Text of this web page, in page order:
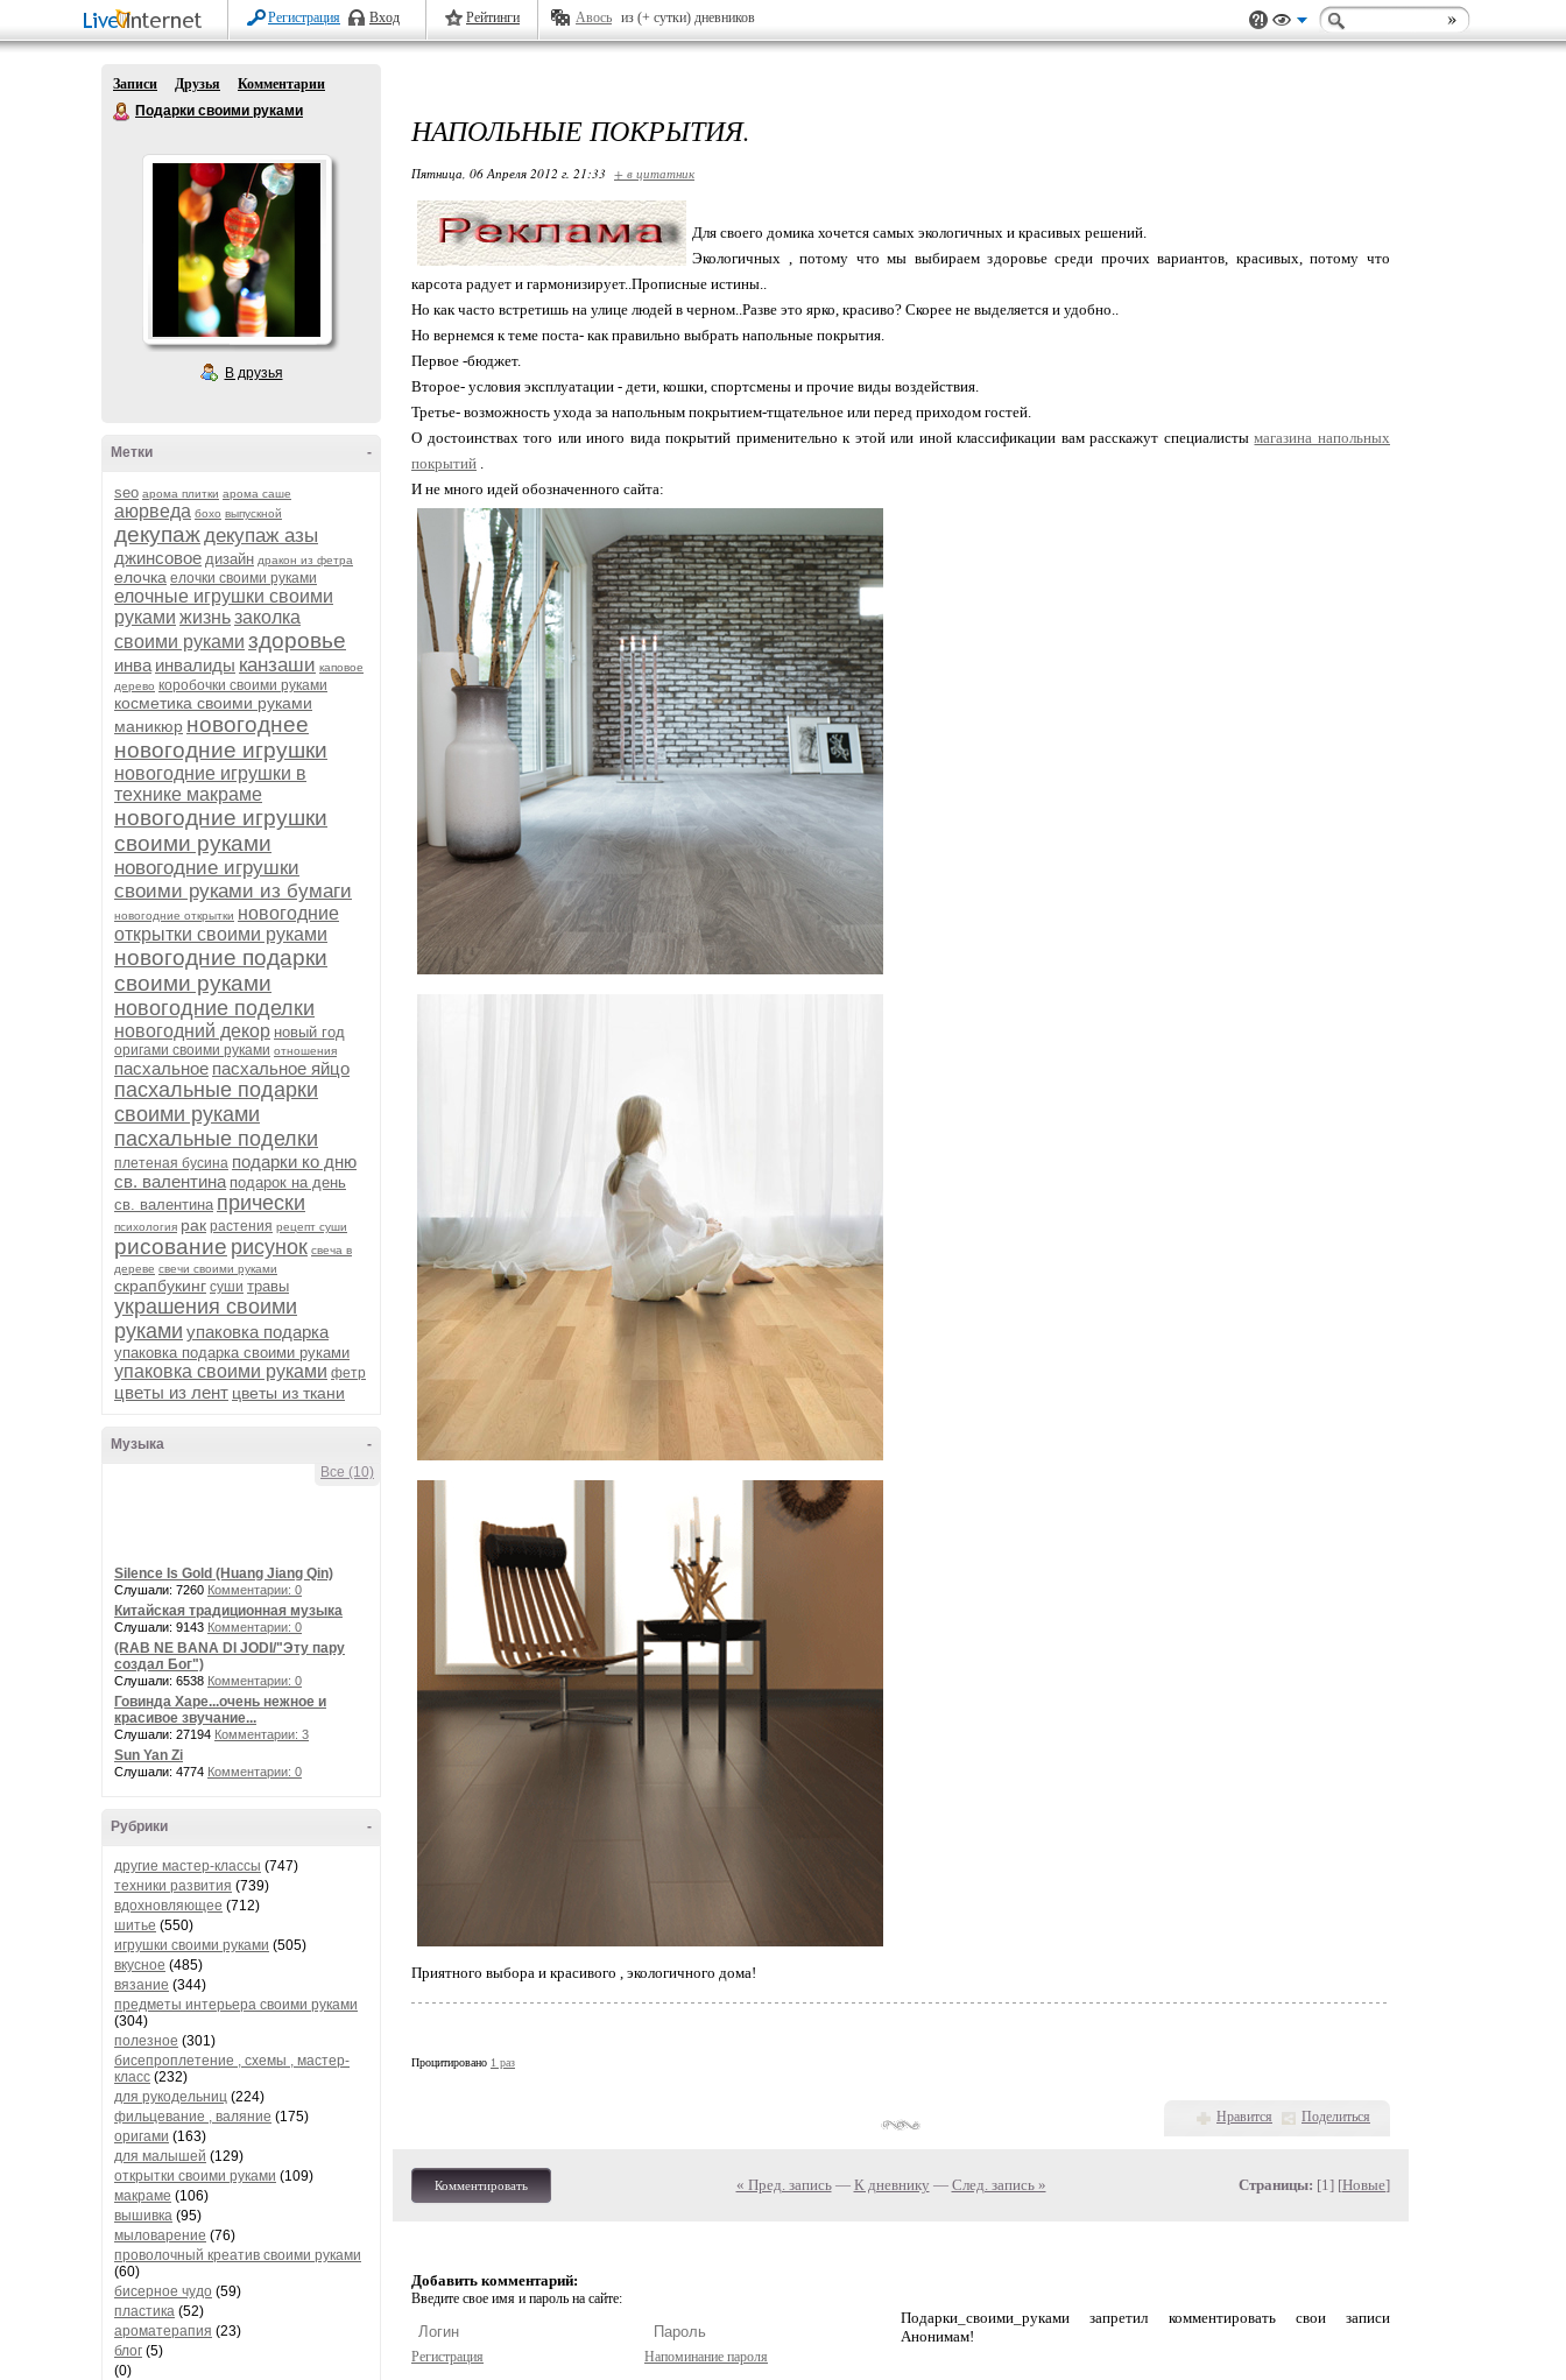
Регистрация Вход Рейтинги Авось из (+ сутки) дневников
Записи Друзья
Комментарии
Подарки своими руками
В друзья
-
Метки
seo арома плитки арома саше
аюрведа бохо выпускной
декупаждекупаж азы
джинсовое дизайн дракон из фетра
елочка елочки своими руками
елочные игрушки своими
руками жизньзаколка
своими руками здоровье
инва инвалиды канзаши каповое
дерево коробочки своими руками
косметика своими руками
маникюр новогоднее
новогодние игрушки
новогодние игрушки в
технике макраме
новогодние игрушки
своими руками
новогодние игрушки
своими руками из бумаги
новогодние открытки новогодние
открытки своими руками
новогодние подарки
своими руками
новогодние поделки
новогодний декор новый год
оригами своими руками отношения
пасхальное пасхальное яйцо
пасхальные подарки
своими руками
пасхальные поделки
плетеная бусина подарки ко дню
св. валентина подарок на день
св. валентина прически
психология рак растения рецепт суши
рисование рисунок свеча в
дереве свечи своими руками
скрапбукинг суши травы
украшения своими
руками упаковка подарка
упаковка подарка своими руками
упаковка своими руками фетр
цветы из лент цветы из ткани
-
Музыка
Все (10)
Silence Is Gold (Huang Jiang Qin)
Слушали: 7260 Комментарии: 0
Китайская традиционная музыка
Слушали: 9143 Комментарии: 0
(RAB NE BANA DI JODI/"Эту пару
создал Бог")
Слушали: 6538 Комментарии: 0
Говинда Харе...очень нежное и
красивое звучание...
Слушали: 27194 Комментарии: 3
Sun Yan Zi
Слушали: 4774 Комментарии: 0
-
Рубрики
другие мастер-классы (747)
техники развития (739)
вдохновляющее (712)
шитье (550)
игрушки своими руками (505)
вкусное (485)
вязание (344)
предметы интерьера своими руками
(304)
полезное (301)
бисепроплетение , схемы , мастер-
класс (232)
для рукодельниц (224)
фильцевание , валяние (175)
оригами (163)
для малышей (129)
открытки своими руками (109)
макраме (106)
вышивка (95)
мыловарение (76)
проволочный креатив своими руками
(60)
бисерное чудо (59)
пластика (52)
ароматерапия (23)
блог (5)
(0)
НАПОЛЬНЫЕ ПОКРЫТИЯ.
Пятница, 06 Апреля 2012 г. 21:33 + в цитатник
Для своего домика хочется самых экологичных и красивых решений.
Экологичных , потому что мы выбираем здоровье среди прочих вариантов, красивых, потому что
карсота радует и гармонизирует..Прописные истины..
Но как часто встретишь на улице людей в черном..Разве это ярко, красиво? Скорее не выделяется и удобно..
Но вернемся к теме поста- как правильно выбрать напольные покрытия.
Первое -бюджет.
Второе- условия эксплуатации - дети, кошки, спортсмены и прочие виды воздействия.
Третье- возможность ухода за напольным покрытием-тщательное или перед приходом гостей.
О достоинствах того или иного вида покрытий применительно к этой или иной классификации вам расскажут специалистымагазина напольных
покрытий .
И не много идей обозначенного сайта:
Приятного выбора и красивого , экологичного дома!
Процитировано 1 раз
Нравится Поделиться
Комментировать « Пред. запись— К дневнику — След. запись » Страницы: [1] [Новые]
Добавить комментарий:
Введите свое имя и пароль на сайте:
Регистрация Напоминание пароля
Подарки_своими_руками запретил комментировать свои записи
Анонимам!